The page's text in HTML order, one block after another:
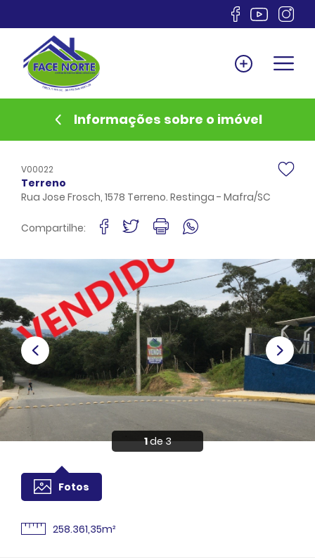
Home
Venda
Lançamentos
Documentos
Sobre
Financiamento
Favoritos
Anuncie
Sou Cliente
Informações sobre o imóvel
V00022
Terreno
Rua Jose Frosch, 1578 Terreno. Restinga - Mafra/SC
Compartilhe:
1de 3
Fotos
258.361,35m²